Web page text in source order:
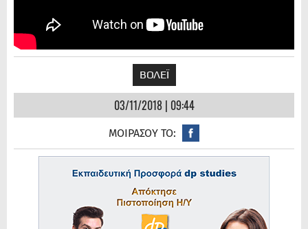
ΒΟΛΕΪ
03/11/2018 | 09:44
ΜΟΙΡΑΣΟΥ ΤΟ: